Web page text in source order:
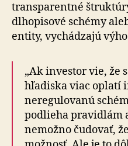
transparentné
dlhopisové schémy
entity, vychádzajú
„Ak investor vie, že
hľadiska viac oplatí
neregulovanú
podlieha pravidlám
nemožno čudovať,